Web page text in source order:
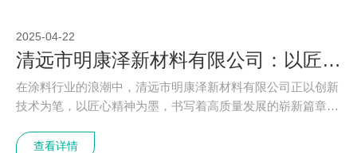
2025-04-22
清远市明康泽新材料有限公司：以匠心涂装未来，用品质连接世界
在涂料行业的浪潮中，清远市明康泽新材料有限公司正以创新
技术为笔，以匠心精神为墨，书写着高质量发展的崭新篇章。
级高新技术企业，我们深耕涂料领域多年，致力于通过前沿科
查看详情